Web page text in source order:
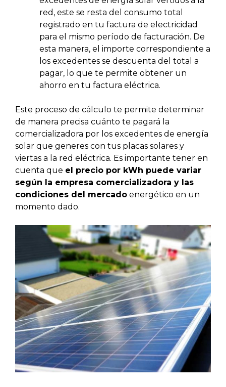
red, este se resta del consumo total
registrado en tu factura de electricidad
para el mismo período de facturación. De
esta manera, el importe correspondiente a
los excedentes se descuenta del total a
pagar, lo que te permite obtener un
ahorro en tu factura eléctrica.
Este proceso de cálculo te permite determinar
de manera precisa cuánto te pagará la
comercializadora por los excedentes de energía
solar que generes con tus placas solares y
viertas a la red eléctrica. Es importante tener en
cuenta que el precio por kWh puede variar
según la empresa comercializadora y las
condiciones del mercado energético en un
momento dado.